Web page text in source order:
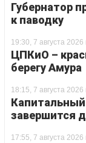
Губернатор
к паводку
19:30, 7 августа 2026
ЦПКиО –
берегу Амура
18:15, 7 августа 2026
Капитальный
завершится
17:55, 7 августа 2026